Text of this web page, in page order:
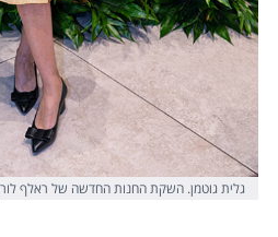
גלית גוטמן. השקת החנות החדשה של ראלף